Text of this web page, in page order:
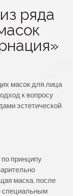
ряда
масок для лица
к вопросу
эстетической
принципу
маска, после
специальным